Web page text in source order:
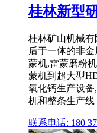
桂林新型
桂林矿山机械
后于一体的非
蒙机,雷蒙磨粉
蒙机到超大型
氧化钙生产设
机和整条生产线
联系电话: 180